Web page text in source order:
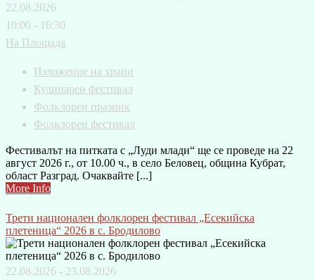
22.08.2026
10:00 - 16:30
На Площада
Изложение на храни
Кулинарен фестивал
Фолклорен празник
Фолклорен фестивал
Фестивалът на питката с „Луди млади“ ще се проведе на 22
август 2026 г., от 10.00 ч., в село Беловец, община Кубрат,
област Разград. Очаквайте [...]
More Info
Трети национален фолклорен фестивал „Есекийска
плетеница“ 2026 в с. Бродилово
22.08.2026 - 23.08.2026